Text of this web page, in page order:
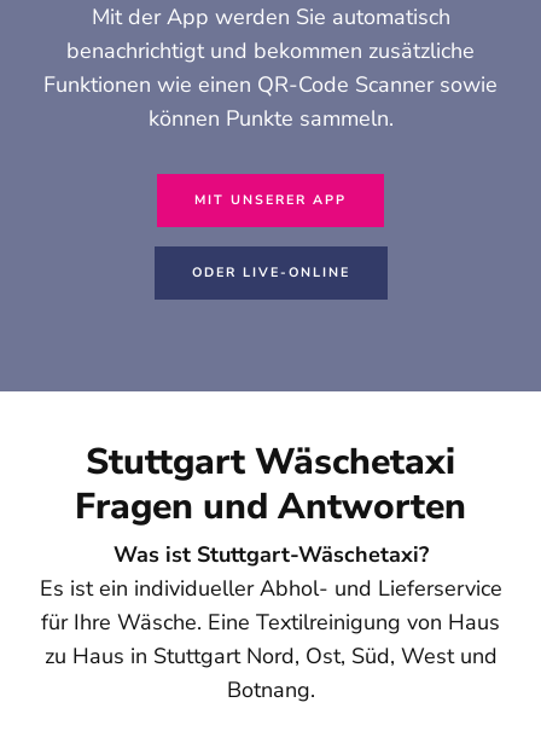
Mit der App werden Sie automatisch
benachrichtigt und bekommen zusätzliche
Funktionen wie einen QR-Code Scanner sowie
können Punkte sammeln.
MIT UNSERER APP
ODER LIVE-ONLINE
Stuttgart Wäschetaxi
Fragen und Antworten
Was ist Stuttgart-Wäschetaxi?
Es ist ein individueller Abhol- und Lieferservice
für Ihre Wäsche. Eine Textilreinigung von Haus
zu Haus in Stuttgart Nord, Ost, Süd, West und
Botnang.